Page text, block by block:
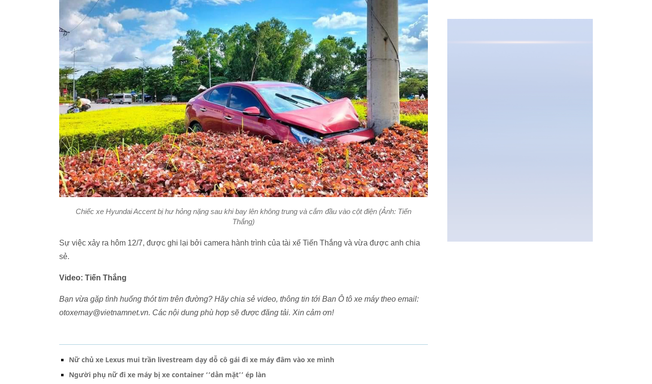
Chiếc xe Hyundai Accent bị hư hỏng nặng sau khi bay lên không trung và cắm đầu vào cột điện (Ảnh: Tiến
Thắng)
Sự việc xảy ra hôm 12/7, được ghi lại bởi camera hành trình của tài xế Tiến Thắng và vừa được anh chia
sẻ.
Video: Tiến Thắng
Bạn vừa gặp tình huống thót tim trên đường? Hãy chia sẻ video, thông tin tới Ban Ô tô xe máy theo email:
otoxemay@vietnamnet.vn. Các nội dung phù hợp sẽ được đăng tải. Xin cảm ơn!
Nữ chủ xe Lexus mui trần livestream dạy dỗ cô gái đi xe máy đâm vào xe mình
Người phụ nữ đi xe máy bị xe container ‘’dằn mặt’’ ép làn